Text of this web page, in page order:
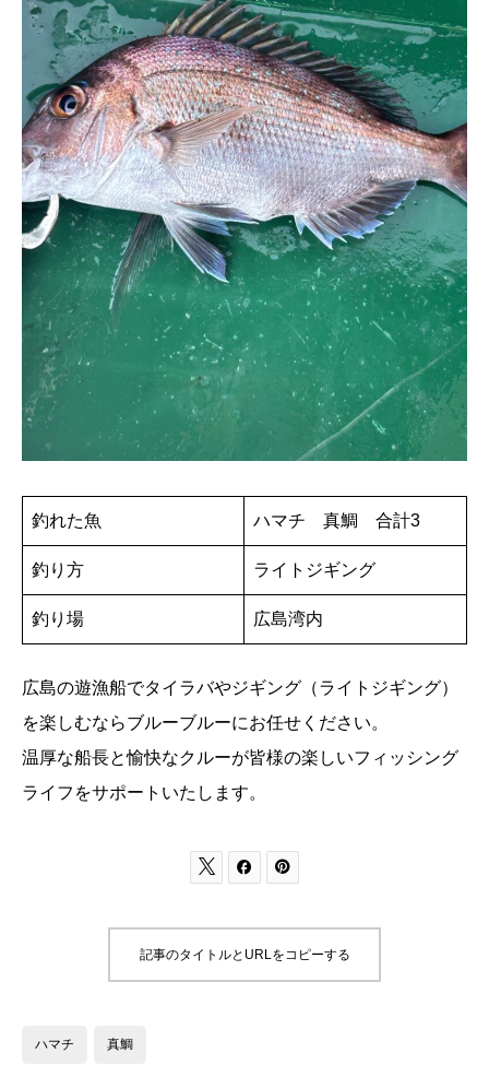
釣れた魚 ハマチ 真鯛 合計3
釣り方 ライトジギング
釣り場 広島湾内
広島の遊漁船でタイラバやジギング（ライトジギング）
を楽しむならブルーブルーにお任せください。
温厚な船長と愉快なクルーが皆様の楽しいフィッシング
ライフをサポートいたします。
  
記事のタイトルとURLをコピーする
ハマチ 真鯛